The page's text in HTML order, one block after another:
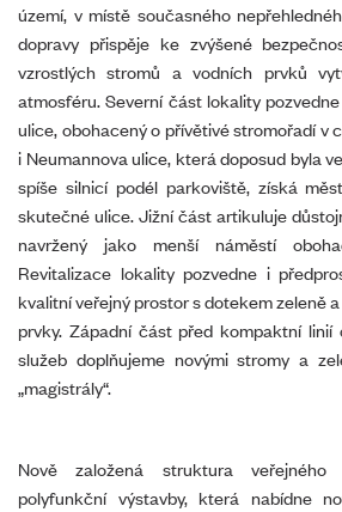
území, v místě současného
dopravy přispěje ke zvýšené
vzrostlých stromů a vodních prvků
atmosféru. Severní část lokality
ulice, obohacený o přívětivé stromořadí v
i Neumannova ulice, která doposud byla
spíše silnicí podél parkoviště, získá
skutečné ulice. Jižní část artikuluje
navržený jako menší náměstí
Revitalizace lokality pozvedne i
kvalitní veřejný prostor s dotekem zeleně
prvky. Západní část před kompaktní linií
služeb doplňujeme novými stromy a
„magistrály“.
Nově založená struktura
polyfunkční výstavby, která nabídne